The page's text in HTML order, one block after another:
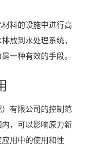
料的设施中进行高
放到水处理系统，
一种有效的手段。
有限公司的控制范
，可以影响原力新
用中的使用和性